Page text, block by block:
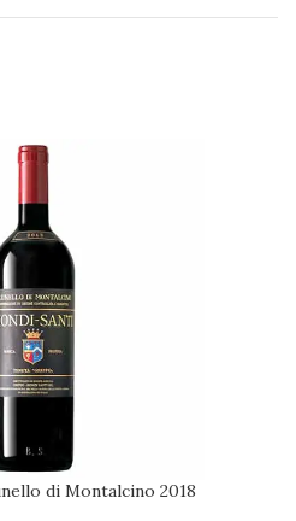
di Montalcino 2018